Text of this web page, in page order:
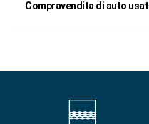
Compravendita di auto